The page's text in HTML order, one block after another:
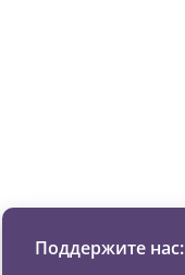
Поддержите нас: